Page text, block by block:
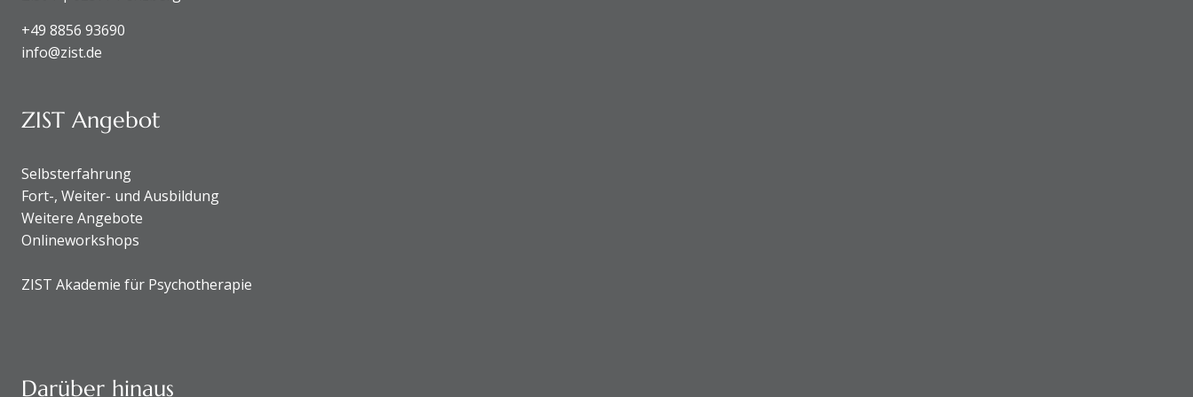
+49 8856 93690
info@zist.de
ZIST Angebot
Selbsterfahrung
Fort-, Weiter- und Ausbildung
Weitere Angebote
Onlineworkshops
ZIST Akademie für Psychotherapie
Darüber hinaus